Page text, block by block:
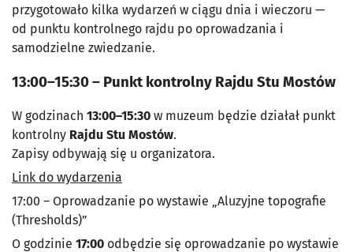
przygotowało kilka wydarzeń w ciągu dnia i wieczoru —
od punktu kontrolnego rajdu po oprowadzania i
samodzielne zwiedzanie.
13:00–15:30 – Punkt kontrolny Rajdu Stu Mostów
W godzinach 13:00–15:30 w muzeum będzie działał punkt
kontrolny Rajdu Stu Mostów.
Zapisy odbywają się u organizatora.
Link do wydarzenia
17:00 – Oprowadzanie po wystawie „Aluzyjne topografie
(Thresholds)”
O godzinie 17:00 odbędzie się oprowadzanie po wystawie